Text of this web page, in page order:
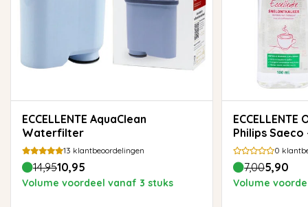
ECCELLENTE AquaClean
Waterfilter
13 klantbeoordelingen
14,9510,95
Volume voordeel vanaf 3 stuks
ECCELLENTE Ontkalker voor
Philips Saeco
0
7,005,90
Volume